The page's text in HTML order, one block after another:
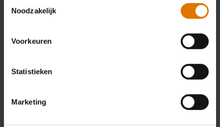
Noodzakelijk
Voorkeuren
Statistieken
Marketing